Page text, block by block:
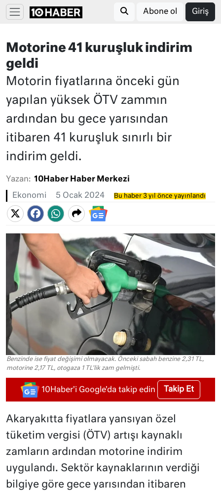
Abone ol Giriş
Motorine 41 kuruşluk indirim
geldi
Motorin fiyatlarına önceki gün
yapılan yüksek ÖTV zammın
ardından bu gece yarısından
itibaren 41 kuruşluk sınırlı bir
indirim geldi.
Yazan: 10Haber Haber Merkezi
Ekonomi 5 Ocak 2024 Bu haber 3 yıl önce yayınlandı
Benzinde ise fiyat değişimi olmayacak. Önceki sabah benzine 2,31 TL,
motorine 2,17 TL, otogaza 1 TL'lik zam gelmişti.
10Haber'i Google'da takip edin Takip Et
Akaryakıtta fiyatlara yansıyan özel
tüketim vergisi (ÖTV) artışı kaynaklı
zamların ardından motorine indirim
uygulandı. Sektör kaynaklarının verdiği
bilgiye göre gece yarısından itibaren